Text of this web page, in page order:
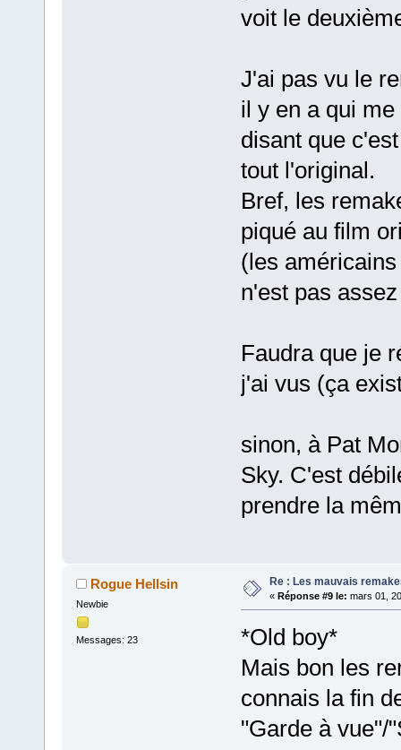
voit le
J'ai pas vu le
il y en a qui
disant que
tout l'original.
Bref, les
piqué au film
(les
n'est pas
Faudra que je
j'ai vus (ça
sinon, à Pat
Sky. C'est
prendre la
Rogue Hellsin
Newbie
Messages: 23
Re : Les mauvais
« Réponse #9 le: mars 01,
*Old boy*
Mais bon les
connais la fin
"Garde à vue"/